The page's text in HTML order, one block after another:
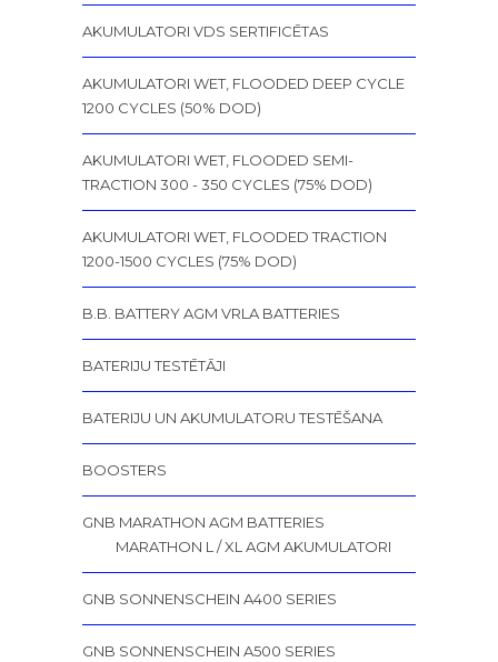
AKUMULATORI VDS SERTIFICĒTAS
AKUMULATORI WET, FLOODED DEEP CYCLE
1200 CYCLES (50% DOD)
AKUMULATORI WET, FLOODED SEMI-
TRACTION 300 - 350 CYCLES (75% DOD)
AKUMULATORI WET, FLOODED TRACTION
1200-1500 CYCLES (75% DOD)
B.B. BATTERY AGM VRLA BATTERIES
BATERIJU TESTĒTĀJI
BATERIJU UN AKUMULATORU TESTĒŠANA
BOOSTERS
GNB MARATHON AGM BATTERIES
MARATHON L / XL AGM AKUMULATORI
GNB SONNENSCHEIN A400 SERIES
GNB SONNENSCHEIN A500 SERIES